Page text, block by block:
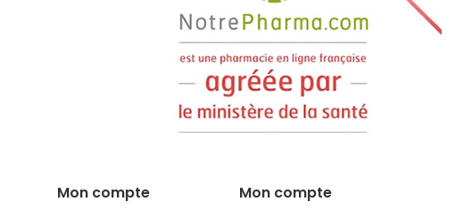
Mon compte Mon compte